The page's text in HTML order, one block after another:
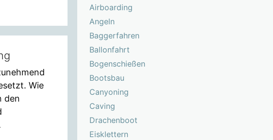
Wie
den
Airboarding
Angeln
Baggerfahren
Ballonfahrt
Bogenschießen
Bootsbau
Canyoning
Caving
Drachenboot
Eisklettern